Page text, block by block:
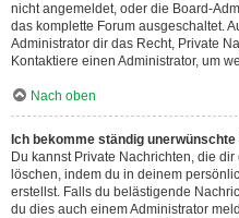
nicht angemeldet, oder die Board-
das komplette Forum ausgeschaltet.
Administrator dir das Recht, Private
Kontaktiere einen Administrator, um
Nach oben
Ich bekomme ständig
Du kannst Private Nachrichten, die
löschen, indem du in deinem
erstellst. Falls du belästigende
du dies auch einem Administrator